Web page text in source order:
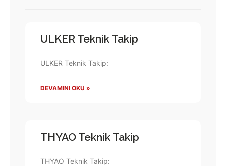
ULKER Teknik Takip
ULKER Teknik Takip:
DEVAMINI OKU »
THYAO Teknik Takip
THYAO Teknik Takip: